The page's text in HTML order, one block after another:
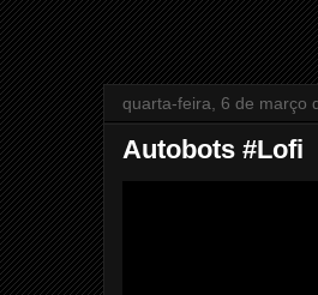
quarta-feira, 6 de março
Autobots #Lofi